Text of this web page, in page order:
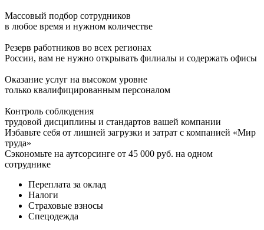
Массовый подбор сотрудников
в любое время и нужном количестве
Резерв работников во всех регионах
России, вам не нужно открывать филиалы и содержать офисы
Оказание услуг на высоком уровне
только квалифи­цированным персоналом
Контроль соблюдения
трудовой дисциплины и стандартов вашей компании
Избавьте себя от лишней загрузки и затрат с компанией «Мир
труда»
Сэкономьте на аутсорсинге от 45 000 руб. на одном
сотруднике
Переплата за оклад
Налоги
Страховые взносы
Спецодежда